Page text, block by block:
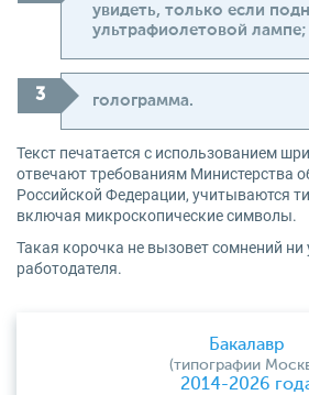
увидеть, только если
ультрафиолетовой лампе;
голограмма.
Текст печатается с использованием
отвечают требованиям Министерства
Российской Федерации, учитываются
включая микроскопические символы.
Такая корочка не вызовет сомнений ни
работодателя.
Бакалавр
(типографии
2014-2026